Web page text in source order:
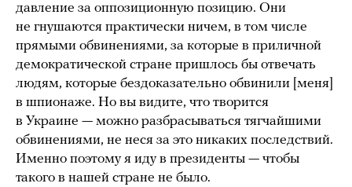
давление за оппозиционную позицию. Они
не гнушаются практически ничем, в том числе
прямыми обвинениями, за которые в приличной
демократической стране пришлось бы отвечать
людям, которые бездоказательно обвинили [меня]
в шпионаже. Но вы видите, что творится
в Украине — можно разбрасываться тягчайшими
обвинениями, не неся за это никаких последствий.
Именно поэтому я иду в президенты — чтобы
такого в нашей стране не было.